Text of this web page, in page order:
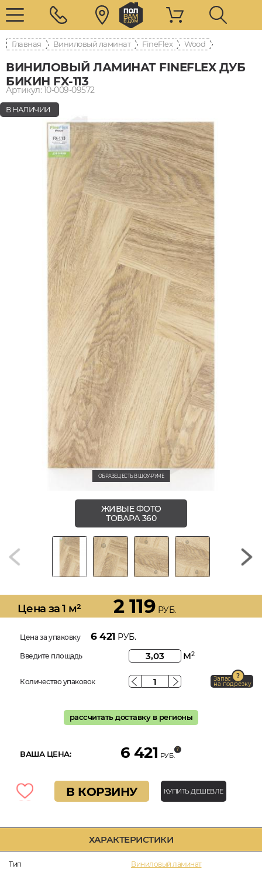
Главная Виниловый ламинат FineFlex Wood
ВИНИЛОВЫЙ ЛАМИНАТ FINEFLEX ДУБ
БИКИН FX-113
Артикул: 10-009-09572
ХАРАКТЕРИСТИКИ
Тип
Виниловый ламинат
В НАЛИЧИИ
ОБРАЗЕЦ ЕСТЬ В ШОУ-РУМЕ
ЖИВЫЕ ФОТО
ТОВАРА 360
Цена за 1 м² 2 119 РУБ.
Цена за упаковку 6 421 РУБ.
Введите площадь м2
Количество упаковок Запас
на подрезку
рассчитать доставку в регионы
ВАША ЦЕНА: 6 421 РУБ.
В КОРЗИНУ КУПИТЬ ДЕШЕВЛЕ